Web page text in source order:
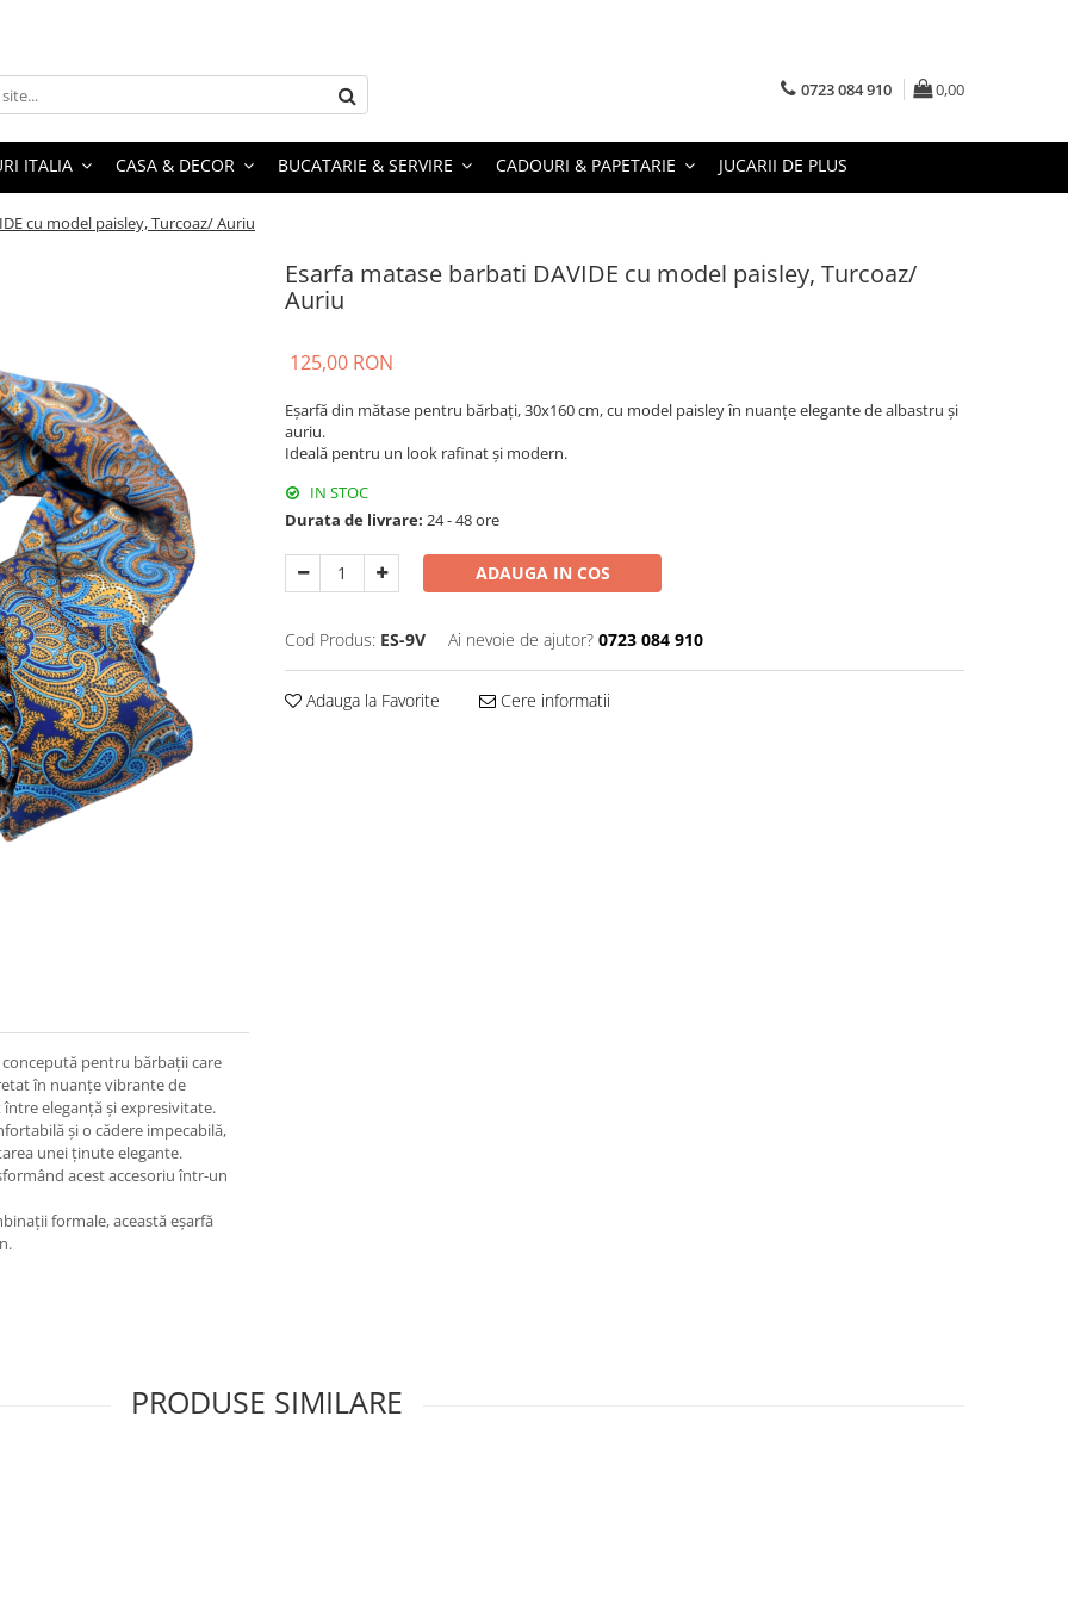
0723 084 910 0,00
ITALIA CASA & DECOR BUCATARIE & SERVIRE CADOURI & PAPETARIE JUCARII DE PLUS
cu model paisley, Turcoaz/ Auriu
Esarfa matase barbati DAVIDE cu model paisley, Turcoaz/
Auriu
125,00 RON
Eșarfă din mătase pentru bărbați, 30x160 cm, cu model paisley în nuanțe elegante de albastru și
auriu.
Ideală pentru un look rafinat și modern.
IN STOC
Durata de livrare: 24 - 48 ore
ADAUGA IN COS
Cod Produs: ES-9V Ai nevoie de ajutor? 0723 084 910
Adauga la Favorite Cere informatii
concepută pentru bărbații care
în nuanțe vibrante de
eleganță și expresivitate.
și o cădere impecabilă,
unei ținute elegante.
acest accesoriu într-un
formale, această eșarfă
PRODUSE SIMILARE